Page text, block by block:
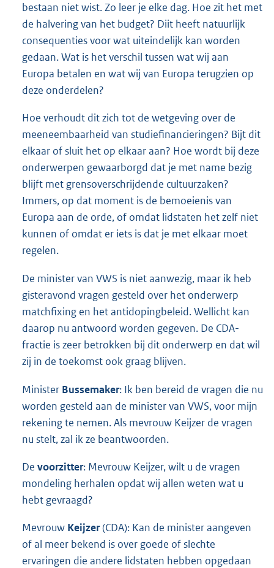
bestaan niet wist. Zo leer je elke dag. Hoe zit het met
de halvering van het budget? Diit heeft natuurlijk
consequenties voor wat uiteindelijk kan worden
gedaan. Wat is het verschil tussen wat wij aan
Europa betalen en wat wij van Europa terugzien op
deze onderdelen?
Hoe verhoudt dit zich tot de wetgeving over de
meeneembaarheid van studiefinancieringen? Bijt dit
elkaar of sluit het op elkaar aan? Hoe wordt bij deze
onderwerpen gewaarborgd dat je met name bezig
blijft met grensoverschrijdende cultuurzaken?
Immers, op dat moment is de bemoeienis van
Europa aan de orde, of omdat lidstaten het zelf niet
kunnen of omdat er iets is dat je met elkaar moet
regelen.
De minister van VWS is niet aanwezig, maar ik heb
gisteravond vragen gesteld over het onderwerp
matchfixing en het antidopingbeleid. Wellicht kan
daarop nu antwoord worden gegeven. De CDA-
fractie is zeer betrokken bij dit onderwerp en dat wil
zij in de toekomst ook graag blijven.
Minister Bussemaker: Ik ben bereid de vragen die nu
worden gesteld aan de minister van VWS, voor mijn
rekening te nemen. Als mevrouw Keijzer de vragen
nu stelt, zal ik ze beantwoorden.
De voorzitter: Mevrouw Keijzer, wilt u de vragen
mondeling herhalen opdat wij allen weten wat u
hebt gevraagd?
Mevrouw Keijzer(CDA): Kan de minister aangeven
of al meer bekend is over goede of slechte
ervaringen die andere lidstaten hebben opgedaan